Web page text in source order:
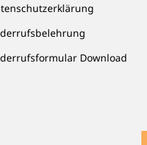
Download